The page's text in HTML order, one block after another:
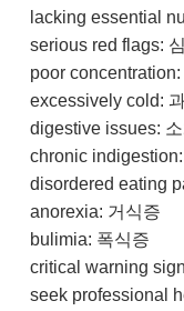
lacking essential
serious red flags:
poor
excessively cold:
digestive issues: 소
chronic
disordered eating
anorexia: 거식증
bulimia: 폭식증
critical warning
seek professional